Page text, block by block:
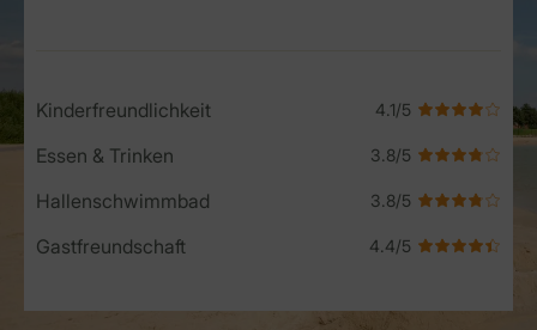
Kinderfreundlichkeit
Essen & Trinken
Hallenschwimmbad
Gastfreundschaft